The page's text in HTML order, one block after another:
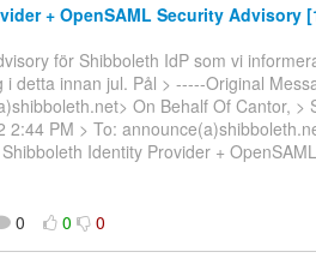
+ OpenSAML Security Advisory
för Shibboleth IdP som vi
detta innan jul. Pål > -----Original
On Behalf Of Cantor, >
2:44 PM > To:
Identity Provider +
0 0 0